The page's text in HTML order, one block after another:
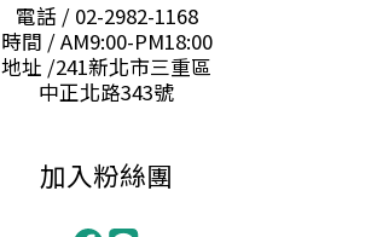
電話 / 02-2982-1168
時間 / AM9:00-PM18:00
地址 /241新北市三重區
中正北路343號
加入粉絲團